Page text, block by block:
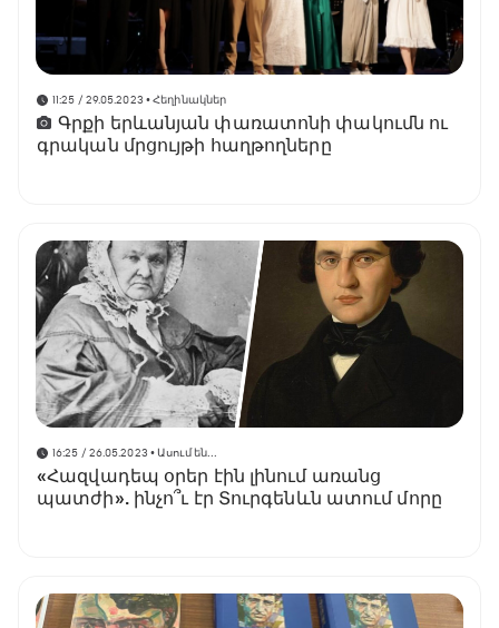
11:25 / 29.05.2023 • Հեղինակներ
Գրքի երևանյան փառատոնի փակումն ու
գրական մրցույթի հաղթողները
16:25 / 26.05.2023 • Ասում են․․․
«Հազվադեպ օրեր էին լինում առանց
պատժի». ինչո՞ւ էր Տուրգենևն ատում մորը